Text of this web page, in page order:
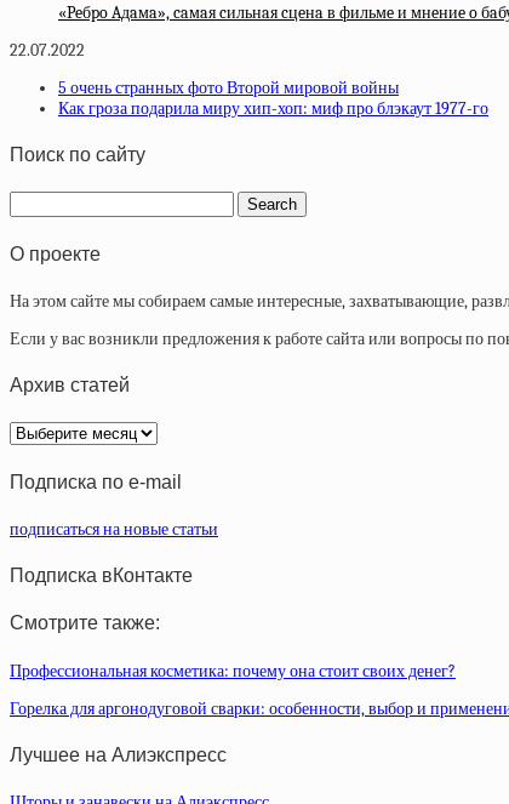
«Peбpo Aдaмa», caмaя cильнaя cцeнa в фильмe и мнeниe o
22.07.2022
5 очень странных фото Второй мировой войны
Как гроза подарила миру хип-хоп: миф про блэкаут 1977-го
Поиск по сайту
О проекте
На этом сайте мы собираем самые интересные, захватывающие,
Если у вас возникли предложения к работе сайта или вопросы по
Архив статей
Архив
статей
Подписка по e-mail
подписаться на новые статьи
Подписка вКонтакте
Смотрите также:
Профессиональная косметика: почему она стоит своих денег?
Горелка для аргонодуговой сварки: особенности, выбор и
Лучшее на Алиэкспресс